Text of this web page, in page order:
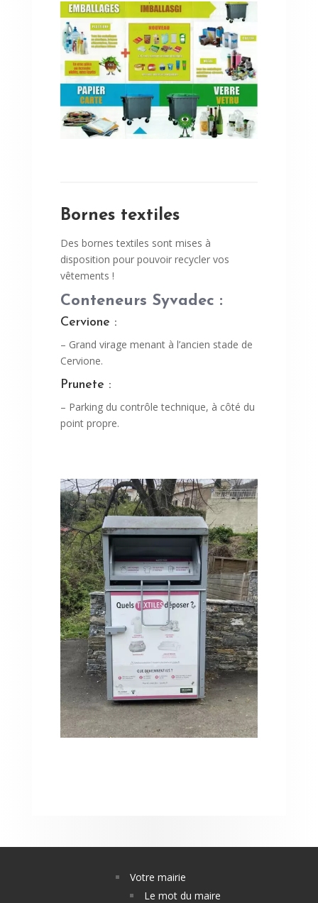
Bornes textiles
Des bornes textiles sont mises à
disposition pour pouvoir recycler vos
vêtements !
Conteneurs Syvadec :
Cervione :
– Grand virage menant à l’ancien stade de
Cervione.
Prunete :
– Parking du contrôle technique, à côté du
point propre.
Votre mairie
Le mot du maire